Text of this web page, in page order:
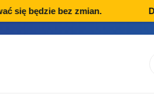
się będzie bez zmian.